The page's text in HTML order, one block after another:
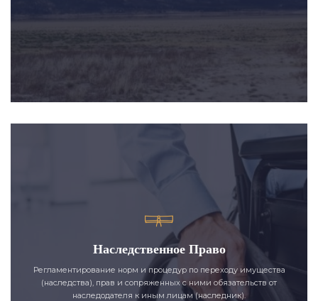
Наследственное Право
Регламентирование норм и процедур по переходу имущества
(наследства), прав и сопряженных с ними обязательств от
наследодателя к иным лицам (наследник).